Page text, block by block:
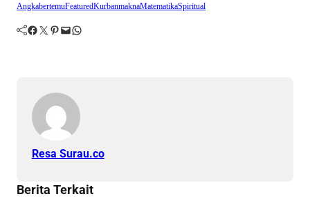
AngkabertemuFeaturedKurbanmaknaMatematikaSpiritual
Facebook Twitter Pinterest Mail WhatsApp
Resa Surau.co
Berita Terkait